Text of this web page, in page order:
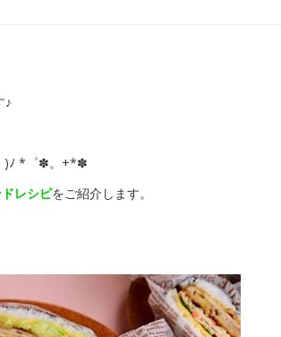
♪
)ﾉ *゜✽。+*✽
レシピをご紹介します。